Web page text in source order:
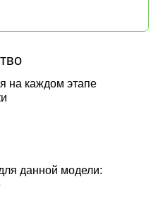
на каждом этапе
данной модели: